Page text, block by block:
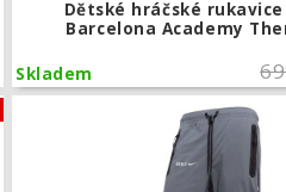
Dětské hráčské rukavice
Barcelona Academy
Skladem
Kšiltovka Nike FC Barcelona Club